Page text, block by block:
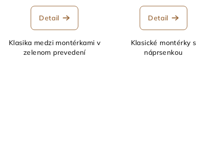
Detail
Klasika medzi montérkami v
zelenom prevedení
Detail
Klasické montérky s
náprsenkou